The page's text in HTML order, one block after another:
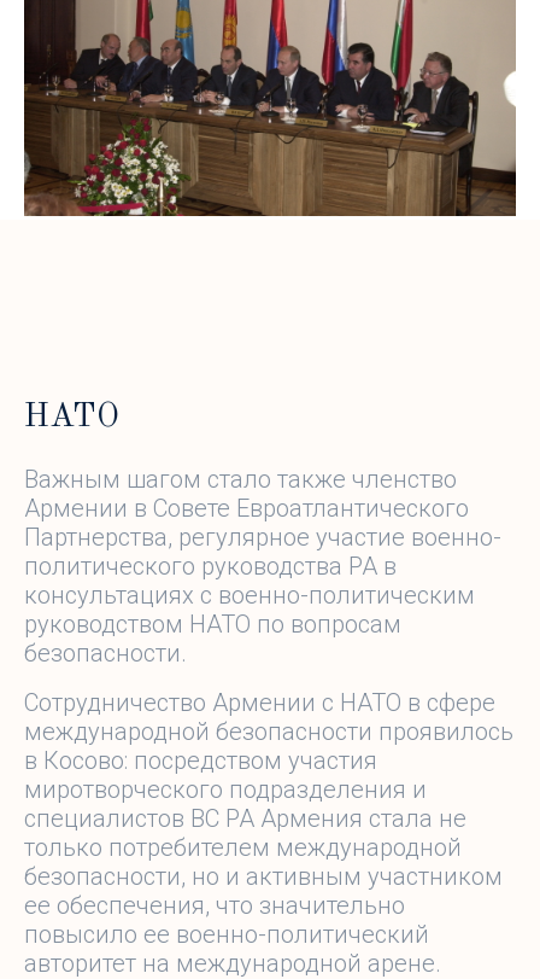
НАТО
Важным шагом стало также членство
Армении в Совете Евроатлантического
Партнерства, регулярное участие военно-
политического руководства РА в
консультациях с военно-политическим
руководством НАТО по вопросам
безопасности.
Сотрудничество Армении с НАТО в сфере
международной безопасности проявилось
в Косово: посредством участия
миротворческого подразделения и
специалистов ВС РА Армения стала не
только потребителем международной
безопасности, но и активным участником
ее обеспечения, что значительно
повысило ее военно-политический
авторитет на международной арене.